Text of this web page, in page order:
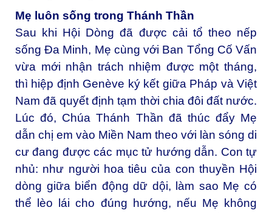
Mẹ luôn sống trong Thánh Thần
Sau khi Hội Dòng đã được cải tổ theo nếp
sống Đa Minh, Mẹ cùng với Ban Tổng Cố Vấn
vừa mới nhận trách nhiệm được một tháng,
thì hiệp định Genève ký kết giữa Pháp và Việt
Nam đã quyết định tạm thời chia đôi đất nước.
Lúc đó, Chúa Thánh Thần đã thúc đẩy Mẹ
dẫn chị em vào Miền Nam theo với làn sóng di
cư đang được các mục tử hướng dẫn. Con tự
nhủ: như người hoa tiêu của con thuyền Hội
dòng giữa biển động dữ dội, làm sao Mẹ có
thể lèo lái cho đúng hướng, nếu Mẹ không